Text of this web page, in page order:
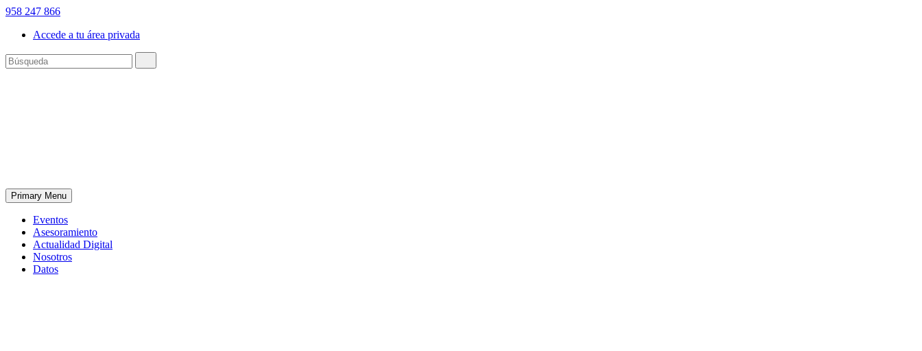
958 247 866
Accede a tu área privada
Primary Menu
Eventos
Asesoramiento
Actualidad Digital
Nosotros
Datos